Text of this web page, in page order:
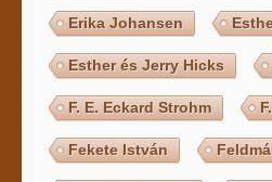
Erika Johansen
Esther és Jerry Hicks
F. E. Eckard Strohm
Fekete István